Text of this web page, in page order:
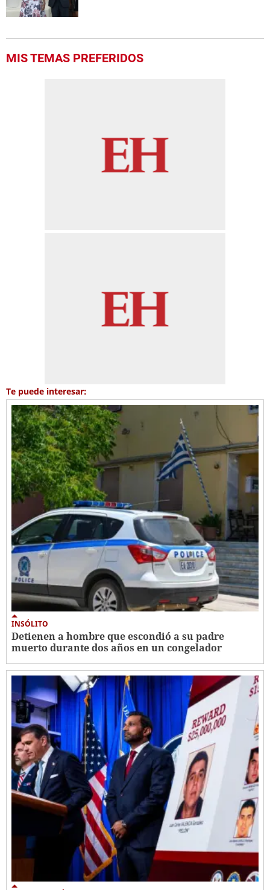
MIS TEMAS PREFERIDOS
Te puede interesar:
INSÓLITO
Detienen a hombre que escondió a su padre
muerto durante dos años en un congelador